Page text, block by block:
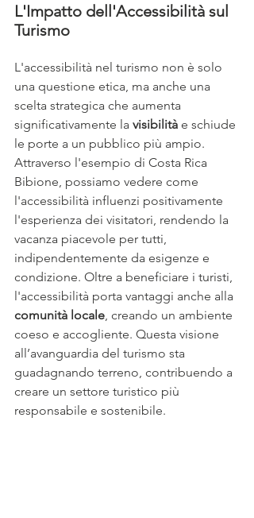
L'Impatto dell'Accessibilità sul
Turismo
L'accessibilità nel turismo non è solo
una questione etica, ma anche una
scelta strategica che aumenta
significativamente la visibilità e schiude
le porte a un pubblico più ampio.
Attraverso l'esempio di Costa Rica
Bibione, possiamo vedere come
l'accessibilità influenzi positivamente
l'esperienza dei visitatori, rendendo la
vacanza piacevole per tutti,
indipendentemente da esigenze e
condizione. Oltre a beneficiare i turisti,
l'accessibilità porta vantaggi anche alla
comunità locale , creando un ambiente
coeso e accogliente. Questa visione
all’avanguardia del turismo sta
guadagnando terreno, contribuendo a
creare un settore turistico più
responsabile e sostenibile.